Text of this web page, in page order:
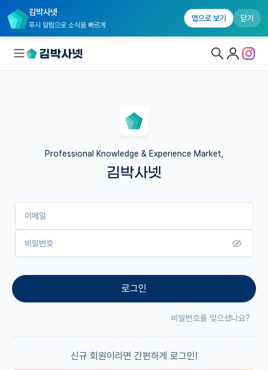
김박사넷
푸시 알림으로 소식을 빠르게
앱으로 보기 닫기
연구실&오픈랩
유학교육
이벤트
Professional Knowledge & Experience Market,
김박사넷
이메일
비밀번호
로그인
비밀번호를 잊으셨나요?
신규 회원이라면 간편하게 로그인!